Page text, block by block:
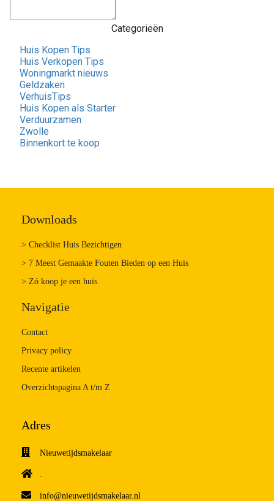
Categorieën
Huis Kopen Tips
Huis Verkopen Tips
Woningmarkt nieuws
Geldzaken
VerhuisTips
Huis Kopen als Starter
Verduurzamen
Zwolle
Binnenkort te koop
Downloads
> Checklist Huis Bezichtigen
> 7 Meest Gemaakte Fouten Bieden op een Huis
> Zó koop je een huis
Navigatie
Contact
Privacy policy
Recente artikelen
Overzichtspagina A t/m Z
Adres
Nieuwetijdsmakelaar
info@nieuwetijdsmakelaar.nl